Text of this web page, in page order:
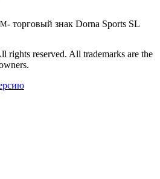
- торговый знак Dorna Sports SL
rights reserved. All trademarks are the